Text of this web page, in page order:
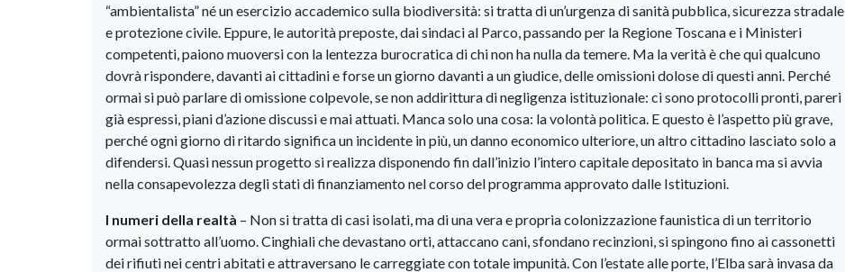
“ambientalista” né un esercizio accademico sulla biodiversità: si tratta di un’urgenza di sanità pubblica, sicurezza stradale
e protezione civile. Eppure, le autorità preposte, dai sindaci al Parco, passando per la Regione Toscana e i Ministeri
competenti, paiono muoversi con la lentezza burocratica di chi non ha nulla da temere. Ma la verità è che qui qualcuno
dovrà rispondere, davanti ai cittadini e forse un giorno davanti a un giudice, delle omissioni dolose di questi anni. Perché
ormai si può parlare di omissione colpevole, se non addirittura di negligenza istituzionale: ci sono protocolli pronti, pareri
già espressi, piani d’azione discussi e mai attuati. Manca solo una cosa: la volontà politica. E questo è l’aspetto più grave,
perché ogni giorno di ritardo significa un incidente in più, un danno economico ulteriore, un altro cittadino lasciato solo a
difendersi. Quasi nessun progetto si realizza disponendo fin dall’inizio l’intero capitale depositato in banca ma si avvia
nella consapevolezza degli stati di finanziamento nel corso del programma approvato dalle Istituzioni.
I numeri della realtà – Non si tratta di casi isolati, ma di una vera e propria colonizzazione faunistica di un territorio
ormai sottratto all’uomo. Cinghiali che devastano orti, attaccano cani, sfondano recinzioni, si spingono fino ai cassonetti
dei rifiuti nei centri abitati e attraversano le carreggiate con totale impunità. Con l’estate alle porte, l’Elba sarà invasa da